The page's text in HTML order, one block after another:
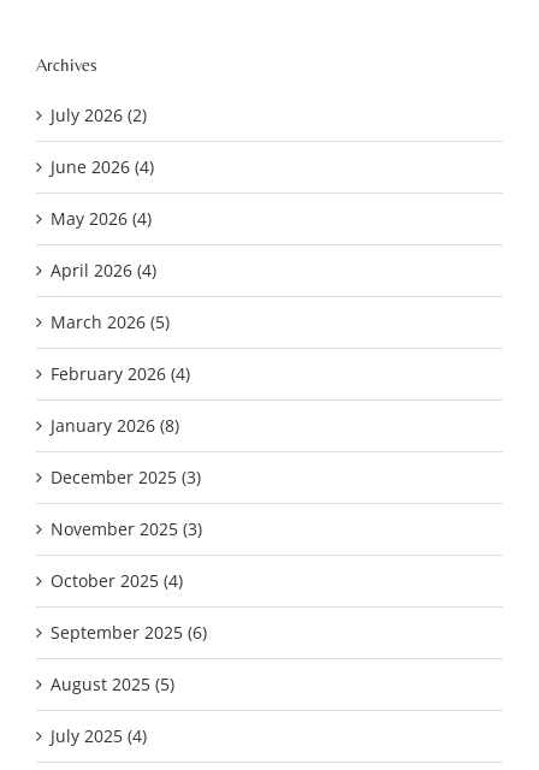
Archives
July 2026 (2)
June 2026 (4)
May 2026 (4)
April 2026 (4)
March 2026 (5)
February 2026 (4)
January 2026 (8)
December 2025 (3)
November 2025 (3)
October 2025 (4)
September 2025 (6)
August 2025 (5)
July 2025 (4)